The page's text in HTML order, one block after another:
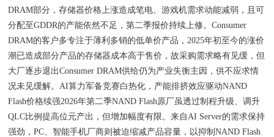
DRAM部分，存储器价格上涨造成笔电、游戏机需求动能减弱，且可
分配至GDDR的产能依然不足，第二季报价持续上修。Consumer
DRAM的客户多专注于薄利多销的低单价产品，2025年初至今的涨价
潮已造成部分产品的存储器成本高于售价，故采购需求略有见缓，但
大厂逐步退出Consumer DRAM供给仍为产业失衡主因，供不应求情
况未见缓解。AI算力军备竞赛白热化，产能排挤效应驱动NAND
Flash价格续强2026年第二季NAND Flash原厂虽透过制程升级、调升
QLC比例提高位元产出，但增加幅度有限。来自AI Server的需求保持
强劲，PC、智能手机厂商则被迫缩减产品容量，以抑制NAND Flash